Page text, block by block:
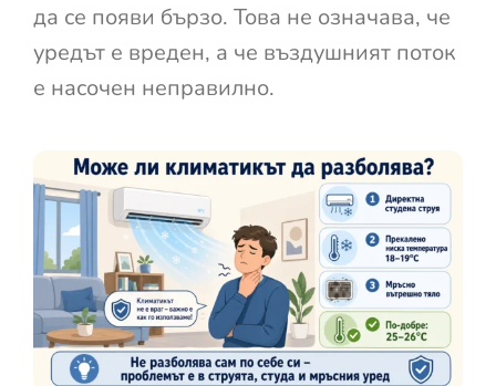
да се появи бързо. Това не означава, че
уредът е вреден, а че въздушният поток
е насочен неправилно.